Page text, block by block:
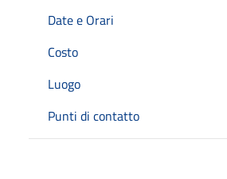
Date e Orari
Costo
Luogo
Punti di contatto